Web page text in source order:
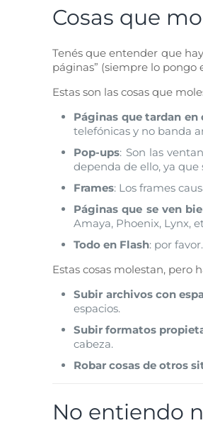
Cosas que
Tenés que entender que
páginas” (siempre lo
Estas son las cosas que
Páginas que tardan en
telefónicas y no banda
Pop-ups: Son las
dependa de ello, ya
Frames: Los frames
Páginas que se ven
Amaya, Phoenix, Lynx,
Todo en Flash: por
Estas cosas molestan, pero
Subir archivos con
espacios.
Subir formatos
cabeza.
Robar cosas de otros
No entiendo